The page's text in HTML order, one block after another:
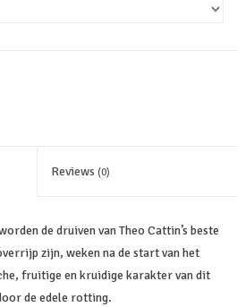
Reviews (0)
de druiven van Theo Cattin’s beste
zijn, weken na de start van het
fruitige en kruidige karakter van dit
de edele rotting.